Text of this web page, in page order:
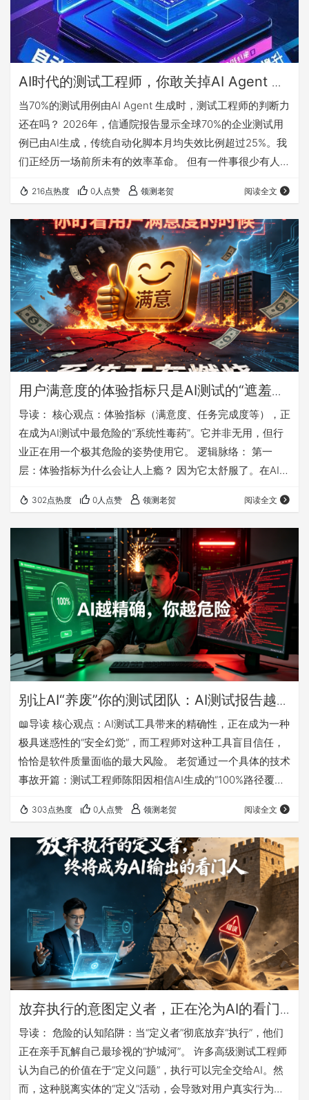
AI时代的测试工程师，你敢关掉AI Agent 一
小时吗？
当70%的测试用例由AI Agent 生成时，测试工程师的判断力
还在吗？ 2026年，信通院报告显示全球70%的企业测试用
例已由AI生成，传统自动化脚本月均失效比例超过25%。我
们正经历一场前所未有的效率革命。 但有一件事很少有人提
拿去思考了吗？ 还是，它们悄悄溜去刷手机、回复无关紧要
的群消息、以及对着AI生成的报告"一键转发"的缝隙里？ 老
贺这篇文章讲的，就是一个测试人在效率狂飙中，差点弄丢
判断力的故事。 那个被AI报告打了脸的周一早晨 数据产品
经理陈然打…
216点热度 0人点赞 领测老贺 阅读全文
用户满意度的体验指标只是AI测试的“遮羞
布”：体验指标正在毒死AI系统
导读： 核心观点：体验指标（满意度、任务完成度等），正
在成为AI测试中最危险的“系统性毒药”。它并非无用，但行
业正在用一个极其危险的姿势使用它。 逻辑脉络： 第一
层：体验指标为什么会让人上瘾？ 因为它太舒服了。在AI这
一种“顺势而为”。但这种“舒服”是有代价的——体验指标只
看结果、不看路径。用户点“满意”的背后，模型可能正在用3
倍的算力、充满幻觉的推理链路去“作弊”达成目标。 第二
层：这种依赖正在导致什么后果？ GitLab全球宕机8小时的
案例说明：体验指标天然回…
302点热度 0人点赞 领测老贺 阅读全文
别让AI“养废”你的测试团队：AI测试报告越
“完美”，你的系统离崩溃越近
📖导读 核心观点：AI测试工具带来的精确性，正在成为一种
极具迷惑性的“安全幻觉”，而工程师对这种工具盲目信任，
恰恰是软件质量面临的最大风险。 老贺通过一个具体的技术
事故开篇：测试工程师陈阳因相信AI生成的“100%路径覆
辑无法覆盖的“荒谬组合”，最终导致生产环境崩溃。这个案
例的核心问题是——AI的精确性并非能力的证明，而是缺陷
的伪装。 随后，老贺剖析了测试工程师在陷入这种“安全幻
觉”后通常会采取的三种“自救”策略，并一一指出其谬误： 加
303点热度 0人点赞 领测老贺 阅读全文
放弃执行的意图定义者，正在沦为AI的看门
人
导读： 危险的认知陷阱：当“定义者”彻底放弃“执行”，他们
正在亲手瓦解自己最珍视的“护城河”。 许多高级测试工程师
认为自己的价值在于“定义问题”，执行可以完全交给AI。然
而，这种脱离实体的“定义”活动，会导致对用户真实行为的